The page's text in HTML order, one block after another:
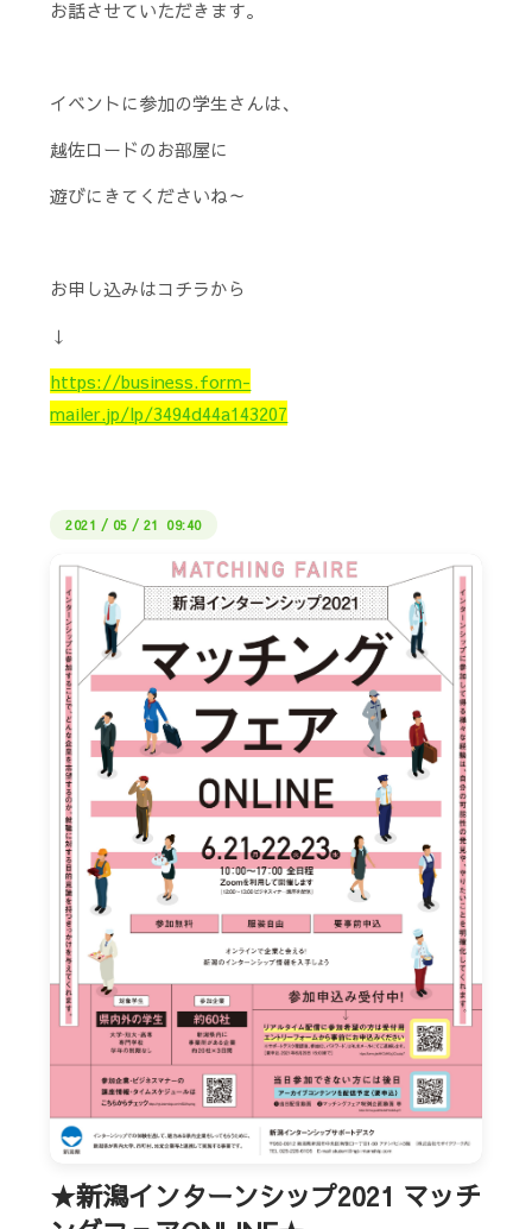
お話させていただきます。
イベントに参加の学生さんは、
越佐ロードのお部屋に
遊びにきてくださいね～
お申し込みはコチラから
↓
https://business.form-
mailer.jp/lp/3494d44a143207
2021 / 05 / 21 09:40
★新潟インターンシップ2021 マッチ